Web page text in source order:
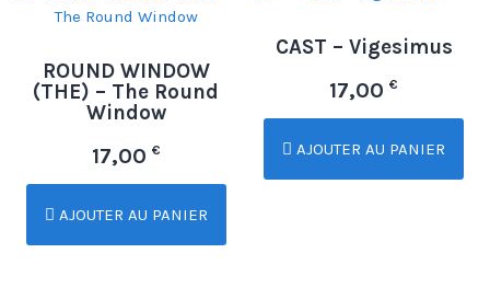
ROUND WINDOW
(THE) – The Round
Window
17,00 €
AJOUTER AU PANIER
CAST – Vigesimus
17,00€
AJOUTER AU PANIER